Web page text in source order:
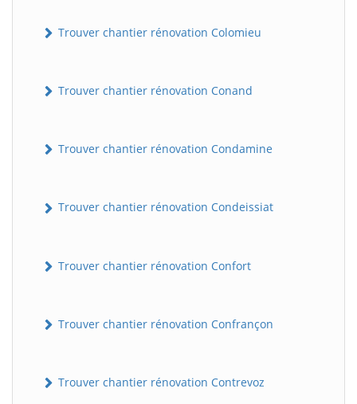
Trouver chantier rénovation Colomieu
Trouver chantier rénovation Conand
Trouver chantier rénovation Condamine
Trouver chantier rénovation Condeissiat
Trouver chantier rénovation Confort
Trouver chantier rénovation Confrançon
Trouver chantier rénovation Contrevoz